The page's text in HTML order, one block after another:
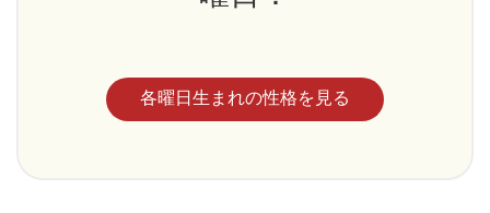
各曜日生まれの性格を見る